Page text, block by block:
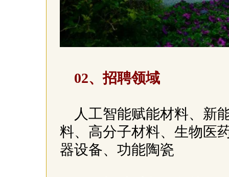
02、招聘领域
人工智能赋能材料、新
料、高分子材料、生物医
器设备、功能陶瓷